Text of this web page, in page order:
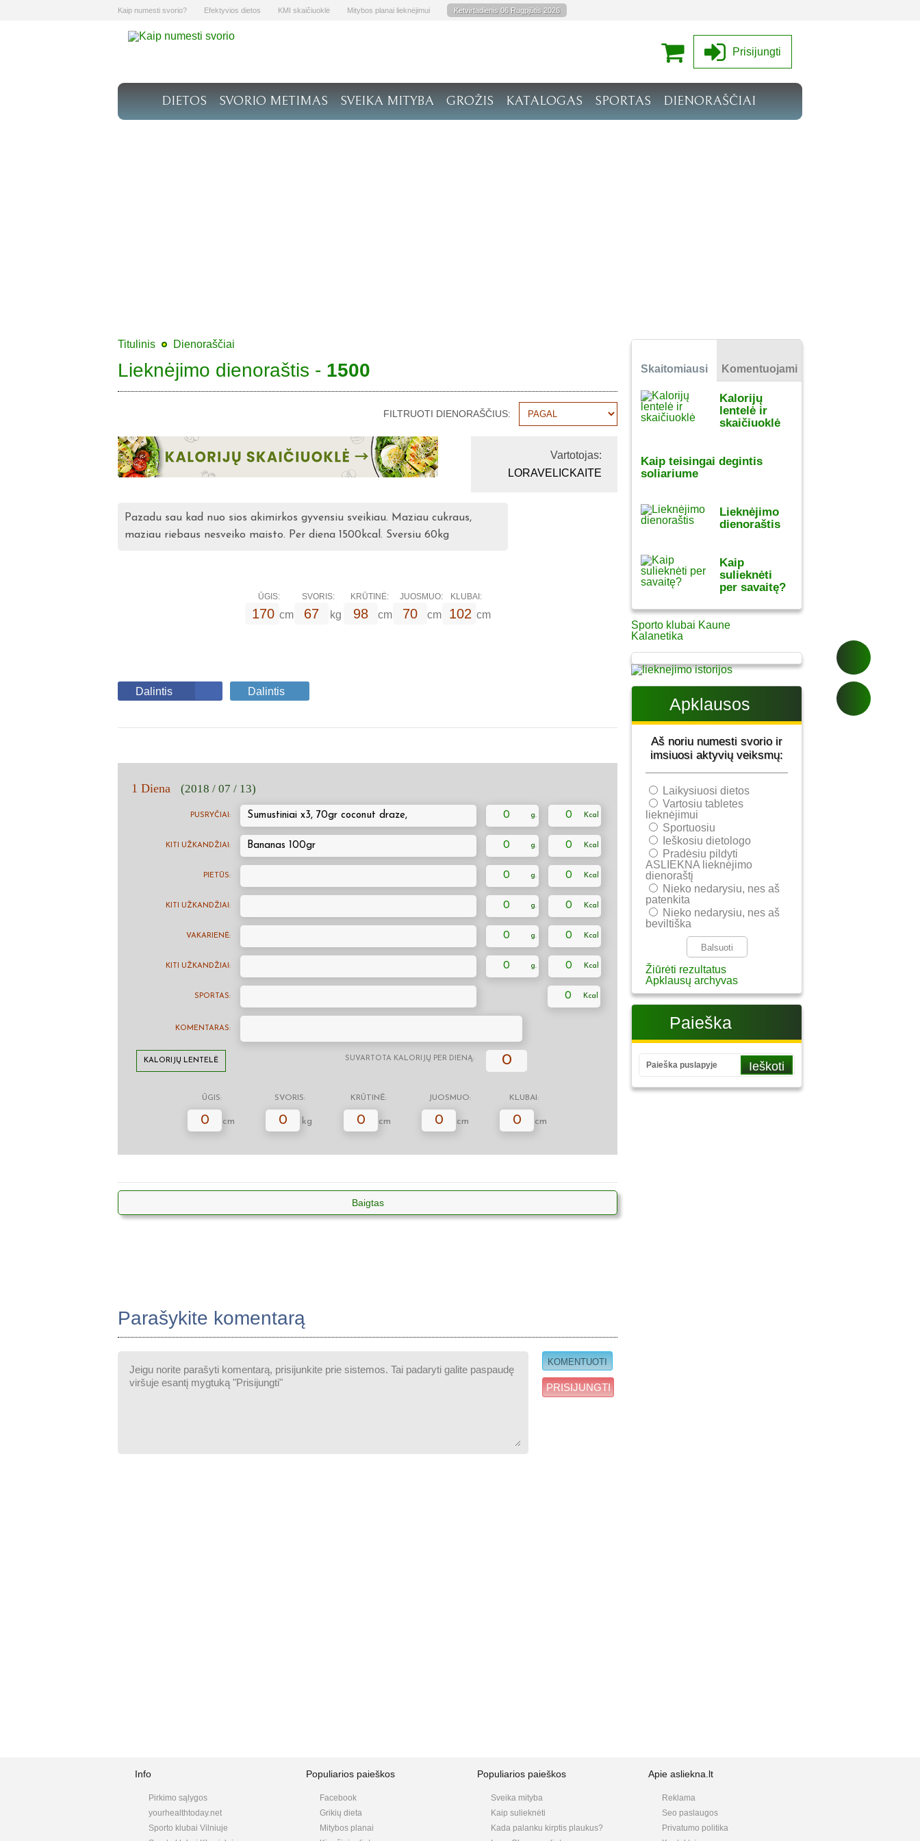
Kaip numesti svorio? Efektyvios dietos KMI skaičiuoklė Mitybos planai lieknėjimui Ketvirtadienis 06 Rugpjūtis 2026
Prisijungti
DIETOS SVORIO METIMAS SVEIKA MITYBA GROŽIS KATALOGAS SPORTAS DIENORAŠČIAI
Titulinis Dienoraščiai
Lieknėjimo dienoraštis - 1500
FILTRUOTI DIENORAŠČIUS:
Vartotojas:
LORAVELICKAITE
Pazadu sau kad nuo sios akimirkos gyvensiu sveikiau. Maziau cukraus,
maziau riebaus nesveiko maisto. Per diena 1500kcal. Sversiu 60kg
ŪGIS: SVORIS: KRŪTINĖ: JUOSMUO: KLUBAI:
170 cm 67 kg 98 cm 70 cm 102 cm
Dalintis Dalintis
1 Diena (2018 / 07 / 13)
PUSRYČIAI: Sumustiniai x3, 70gr coconut draze, 0 0
KITI UŽKANDŽIAI: Bananas 100gr 0 0
PIETŪS: 0 0
KITI UŽKANDŽIAI: 0 0
VAKARIENĖ: 0 0
KITI UŽKANDŽIAI: 0 0
SPORTAS: 0
KOMENTARAS:
KALORIJŲ LENTELĖ SUVARTOTA KALORIJŲ PER DIENĄ: 0
ŪGIS: SVORIS: KRŪTINĖ: JUOSMUO: KLUBAI:
0 cm 0 kg 0 cm 0 cm 0 cm
Baigtas
Parašykite komentarą
PRISIJUNGTI
Skaitomiausi Komentuojami
Kalorijų
lentelė ir
skaičiuoklė
Kaip teisingai degintis
soliariume
Lieknėjimo
dienoraštis
Kaip
sulieknėti
per savaitę?
Sporto klubai Kaune
Kalanetika
Apklausos
Aš noriu numesti svorio ir
imsiuosi aktyvių veiksmų:
Laikysiuosi dietos
Vartosiu tabletes
lieknėjimui
Sportuosiu
Ieškosiu dietologo
Pradėsiu pildyti
ASLIEKNA lieknėjimo
dienoraštį
Nieko nedarysiu, nes aš
patenkita
Nieko nedarysiu, nes aš
beviltiška
Žiūrėti rezultatus
Apklausų archyvas
Paieška
Info
Pirkimo sąlygos
yourhealthtoday.net
Sporto klubai Vilniuje
Populiarios paieškos
Facebook
Grikių dieta
Mitybos planai
Populiarios paieškos
Sveika mityba
Kaip sulieknėti
Kada palanku kirptis plaukus?
Apie asliekna.lt
Reklama
Seo paslaugos
Privatumo politika